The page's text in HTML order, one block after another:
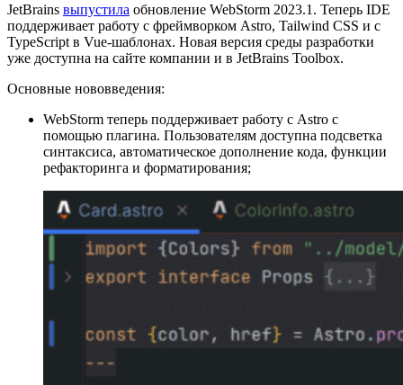
JetBrains выпустила обновление WebStorm 2023.1. Теперь IDE
поддерживает работу с фреймворком Astro, Tailwind CSS и с
TypeScript в Vue-шаблонах. Новая версия среды разработки
уже доступна на сайте компании и в JetBrains Toolbox.
Основные нововведения:
WebStorm теперь поддерживает работу с Astro с
помощью плагина. Пользователям доступна подсветка
синтаксиса, автоматическое дополнение кода, функции
рефакторинга и форматирования;